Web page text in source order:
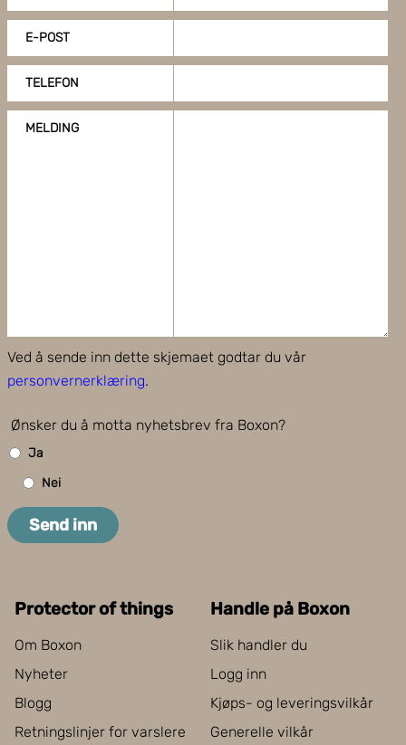
E-POST
TELEFON
MELDING
Ved å sende inn dette skjemaet godtar du vår
personvernerklæring.
Ønsker du å motta nyhetsbrev fra Boxon?
Ja
Nei
Send inn
Protector of things
Om Boxon
Nyheter
Blogg
Retningslinjer for varslere
Handle på Boxon
Slik handler du
Logg inn
Kjøps- og leveringsvilkår
Generelle vilkår